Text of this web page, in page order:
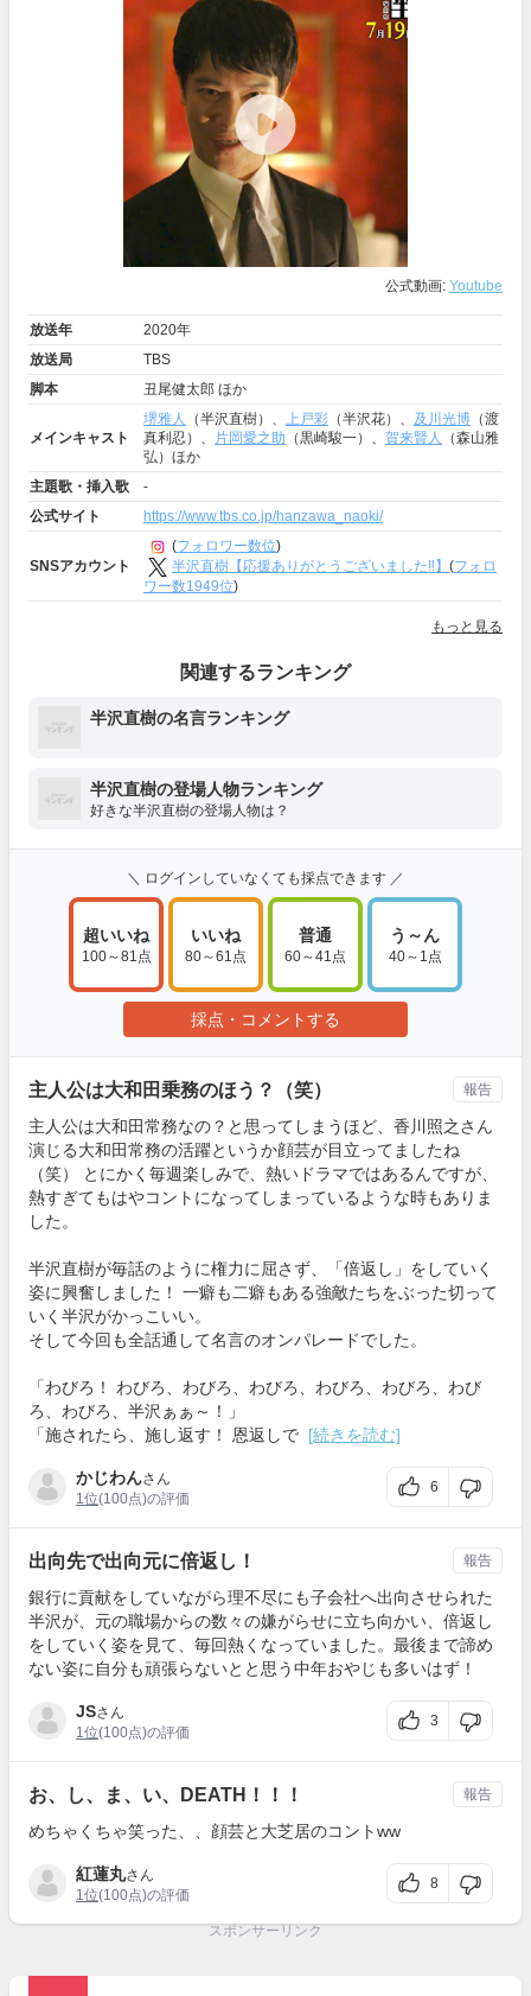
公式動画: Youtube
放送年
2020年
放送局
TBS
脚本
丑尾健太郎 ほか
メインキャスト
堺雅人 （半沢直樹）、 上戸彩 （半沢花）、 及川光博 （渡
真利忍）、
片岡愛之助 （黒崎駿一）、 賀来賢人
（森山雅
弘）ほか
主題歌・挿入歌
-
公式サイト
https://www.tbs.co.jp/hanzawa_naoki/
SNSアカウント
(フォロワー数位)
半沢直樹【応援ありがとうございました‼︎】 (フォロ
ワー数1949位)
もっと見る
関連するランキング
半沢直樹の名言ランキング
半沢直樹の登場人物ランキング
好きな半沢直樹の登場人物は？
＼ ログインしていなくても採点できます ／
超いいね
100～81点
いいね
80～61点
普通
60～41点
う～ん
40～1点
採点・コメントする
主人公は大和田乗務のほう？（笑）
主人公は大和田常務なの？と思ってしまうほど、香川照之さん
演じる大和田常務の活躍というか顔芸が目立ってましたね
（笑） とにかく毎週楽しみで、熱いドラマではあるんですが、
熱すぎてもはやコントになってしまっているような時もありま
した。
半沢直樹が毎話のように権力に屈さず、「倍返し」をしていく
姿に興奮しました！ 一癖も二癖もある強敵たちをぶった切って
いく半沢がかっこいい。
そして今回も全話通して名言のオンパレードでした。
「わびろ！ わびろ、わびろ、わびろ、わびろ、わびろ、わび
ろ、わびろ、半沢ぁぁ～！」
「施されたら、施し返す！ 恩返しで [続きを読む]
かじわんさん
1位(100点)の評価
6
報告
出向先で出向元に倍返し！
銀行に貢献をしていながら理不尽にも子会社へ出向させられた
半沢が、元の職場からの数々の嫌がらせに立ち向かい、倍返し
をしていく姿を見て、毎回熱くなっていました。最後まで諦め
ない姿に自分も頑張らないとと思う中年おやじも多いはず！
JSさん
1位(100点)の評価
3
報告
お、し、ま、い、DEATH！！！
めちゃくちゃ笑った、、顔芸と大芝居のコントww
紅蓮丸さん
1位(100点)の評価
8
報告
スポンサーリンク